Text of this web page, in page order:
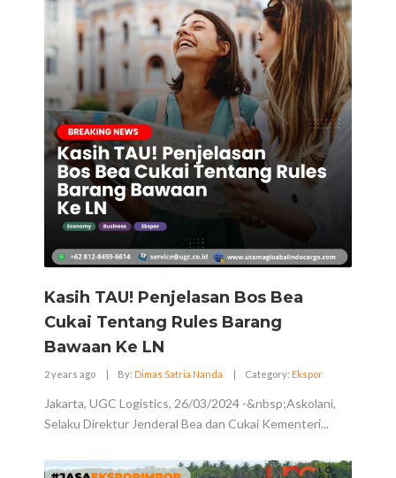
Kasih TAU! Penjelasan Bos Bea
Cukai Tentang Rules Barang
Bawaan Ke LN
2 years ago | By: Dimas Satria Nanda | Category: Ekspor
Jakarta, UGC Logistics, 26/03/2024 -&nbsp;Askolani,
Selaku Direktur Jenderal Bea dan Cukai Kementeri...